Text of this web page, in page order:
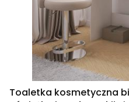
Toaletka kosmetyczna